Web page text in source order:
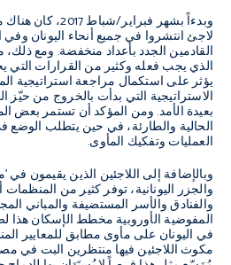
لاجئ انتشروا في جميع أنحاء اليونان وفي
القادمين الجدد بأعداد منخفضة. ومع
الذي يجب فعله وكثير من القرارات
يؤثر على استكمال مراجعة استراتيجية
الاستراتيجية التي بدأت بالخروج من حيّز
بعيدة الأمد. ومن المؤكد أن تستمر بعض
الحالية والطارئة، في حين يتطلب
العمليات وتفكيك المأوى.
وبالإضافة إلى اللاجئين الذين يقيمون في
والجزر اليونانية، توفر كثير من
والفنادق والأسر المستضيفة والمباني
المفوضية الأوروبية مخطط الإسكان هذا
في اليونان على مأوى مطابق للمعايير
مكوث اللاجئين فيها منتظرين البت في